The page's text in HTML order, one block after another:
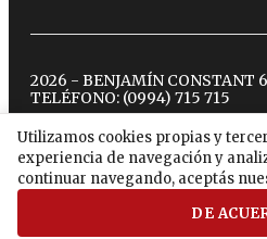
Utilizamos cookies propias y
experiencia de navegación y
continuar navegando, aceptás
DE
2026 - BENJAMÍN CONSTANT
TELÉFONO: (0994) 715 715
twitterinstagram
facebook